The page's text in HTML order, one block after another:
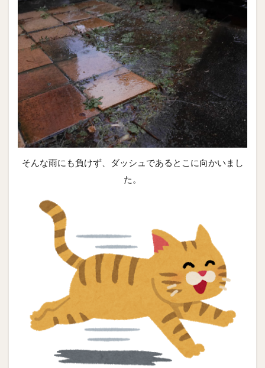
そんな雨にも負けず、ダッシュであるとこに向かいまし
た。